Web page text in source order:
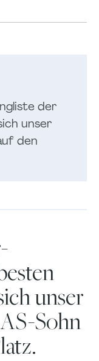
der
unser
den
unser
Sohn